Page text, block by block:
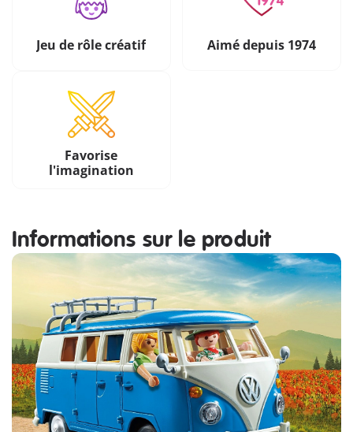
Jeu de rôle créatif Aimé depuis 1974
Favorise
l'imagination
Informations sur le produit